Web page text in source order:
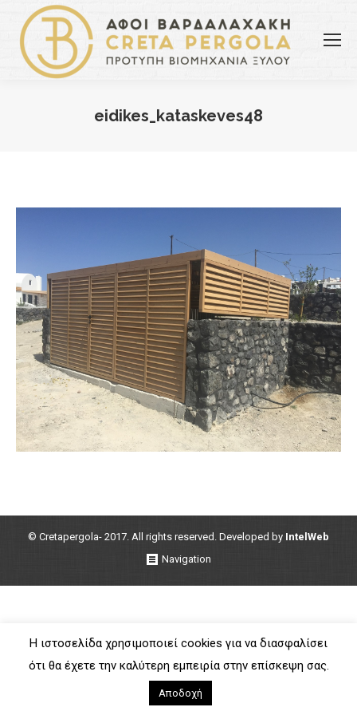
eidikes_kataskeves48
© Cretapergola- 2017. All rights reserved. Developed by IntelWeb
Navigation
Η ιστοσελίδα χρησιμοποιεί cookies για να διασφαλίσει
ότι θα έχετε την καλύτερη εμπειρία στην επίσκεψη σας.
Αποδοχή